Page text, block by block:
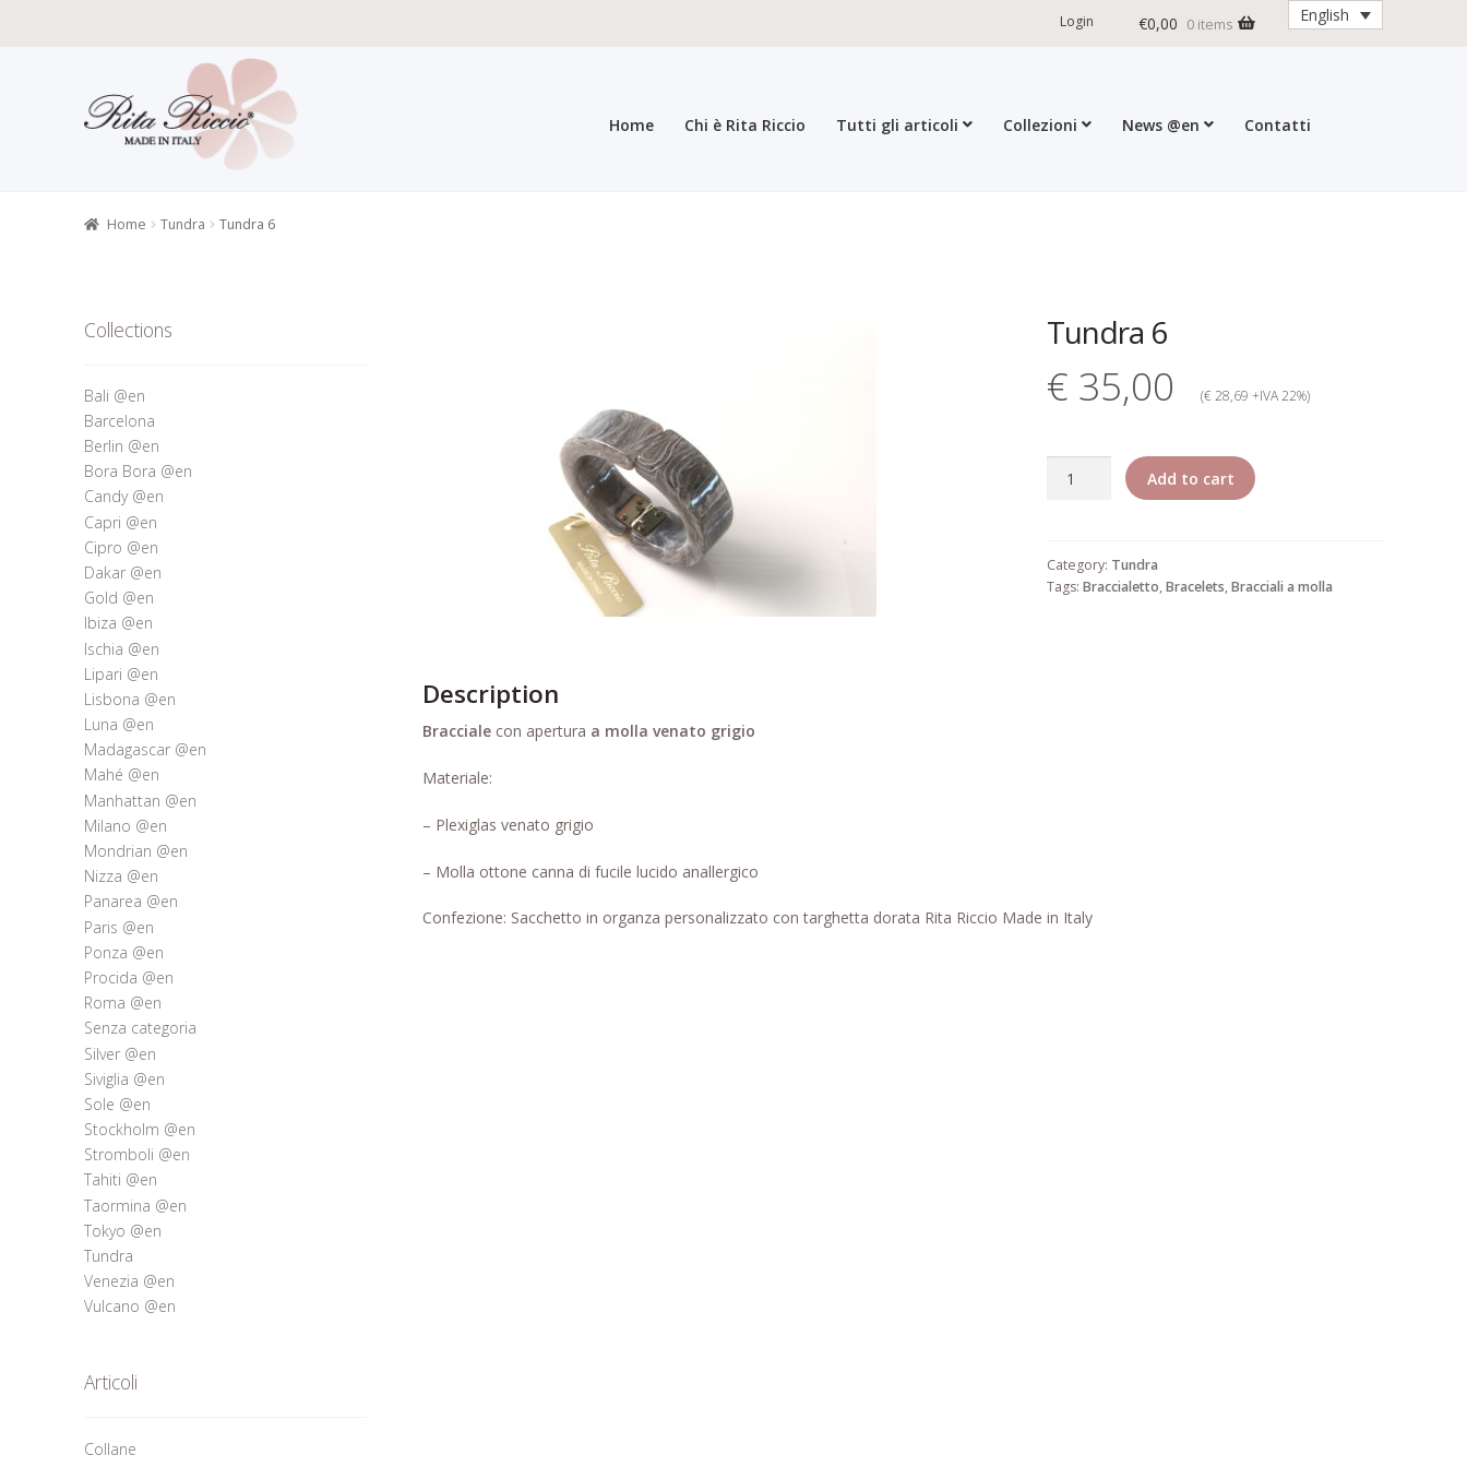
Login €0,00 0 items English
to
navigation
to
content
Home Chi è Rita Riccio Tutti gli articoli Collezioni News @en
Contatti
Home Tundra Tundra 6
Tundra 6
€ 35,00 (€ 28,69 +IVA 22%)
Add to cart
Category: Tundra
Tags:Braccialetto,Bracelets,Bracciali a molla
Description
Bracciale con apertura a molla venato grigio
Materiale:
– Plexiglas venato grigio
– Molla ottone canna di fucile lucido anallergico
Confezione: Sacchetto in organza personalizzato con targhetta dorata Rita Riccio Made in Italy
Collections
Bali @en
Barcelona
Berlin @en
Bora Bora @en
Candy @en
Capri @en
Cipro @en
Dakar @en
Gold @en
Ibiza @en
Ischia @en
Lipari @en
Lisbona @en
Luna @en
Madagascar @en
Mahé @en
Manhattan @en
Milano @en
Mondrian @en
Nizza @en
Panarea @en
Paris @en
Ponza @en
Procida @en
Roma @en
Senza categoria
Silver @en
Siviglia @en
Sole @en
Stockholm @en
Stromboli @en
Tahiti @en
Taormina @en
Tokyo @en
Tundra
Venezia @en
Vulcano @en
Articoli
Collane